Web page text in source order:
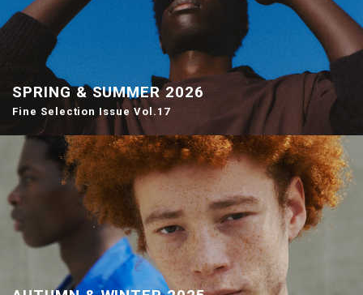
SPRING & SUMMER 2026
Fine Selection Issue Vol.17